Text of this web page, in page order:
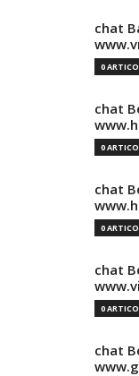
chat
0
chat
0
chat
0
chat
0
chat